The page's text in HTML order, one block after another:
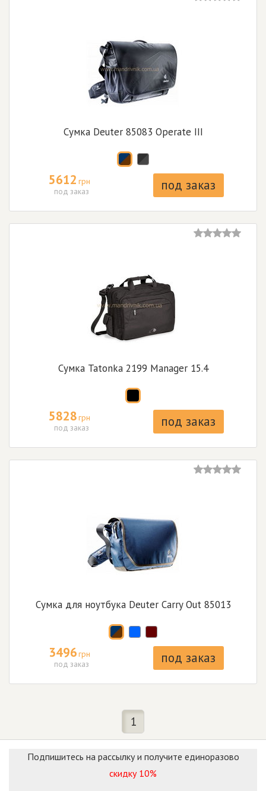
Сумка Deuter 85083 Operate III
5612 грн
под заказ под заказ
Сумка Tatonka 2199 Manager 15.4
5828грн
под заказ под заказ
Сумка для ноутбука Deuter Carry Out 85013
3496грн
под заказ под заказ
1
Подпишитесь на рассылку и получите единоразово
скидку 10%